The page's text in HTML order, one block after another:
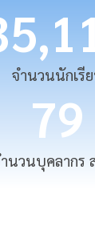
จำนวนนักเรี
นวนบุคลากร
79